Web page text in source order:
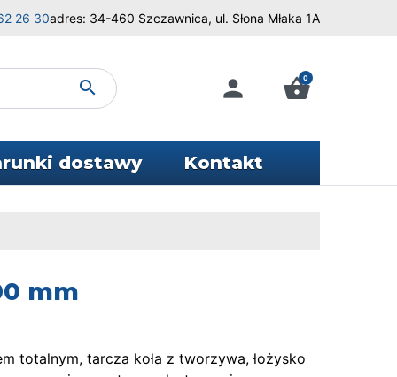
26 30adres: 34-460 Szczawnica, ul. Słona Młaka 1A
search person shopping_basket
0
dostawy Kontakt
mm
totalnym, tarcza koła z tworzywa, łożysko